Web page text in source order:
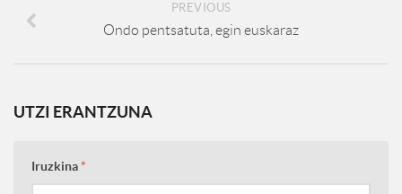
PREVIOUS
Ondo pentsatuta, egin euskaraz
UTZI ERANTZUNA
Iruzkina*